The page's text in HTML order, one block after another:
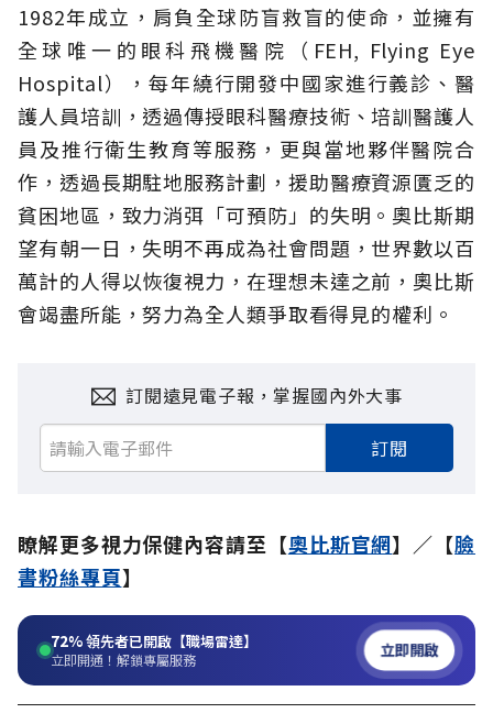
1982年成立，肩負全球防盲救盲的使命，並擁有
全球唯一的眼科飛機醫院（FEH, Flying Eye
Hospital），每年繞行開發中國家進行義診、醫
護人員培訓，透過傳授眼科醫療技術、培訓醫護人
員及推行衛生教育等服務，更與當地夥伴醫院合
作，透過長期駐地服務計劃，援助醫療資源匱乏的
貧困地區，致力消弭「可預防」的失明。奧比斯期
望有朝一日，失明不再成為社會問題，世界數以百
萬計的人得以恢復視力，在理想未達之前，奧比斯
會竭盡所能，努力為全人類爭取看得見的權利。
訂閱遠見電子報，掌握國內外大事
訂閱
瞭解更多視力保健內容請至【奧比斯官網】／【臉
書粉絲專頁】
72%領先者已開啟【職場雷達】
立即開通！解鎖專屬服務 立即開啟